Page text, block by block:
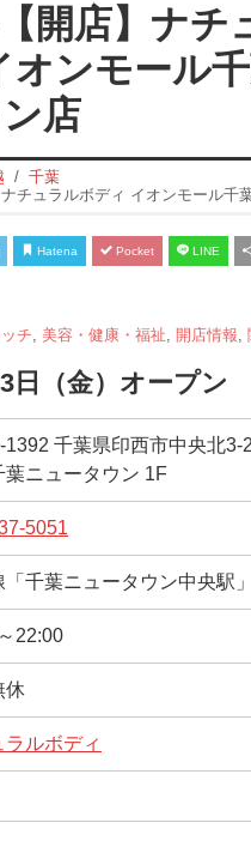
開店】ナチ
オンモール
店
千葉
ュラルボディ イオンモール千葉ニュ
Hatena Pocket LINE
チ 美容・健康・福祉 開店情報
日（金）オープン
1392 千葉県印西市中央北3-
葉ニュータウン 1F
5051
千葉ニュータウン中央駅」
22:00
休
ラルボディ